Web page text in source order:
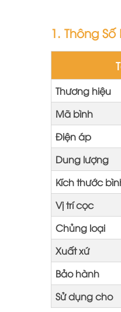
1. Thông Số
Thương hiệu
Mã bình
Điện áp
Dung lượng
Kích thước
Vị trí cọc
Chủng loại
Xuất xứ
Bảo hành
Sử dụng cho